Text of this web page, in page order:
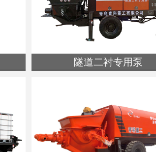
隧道二衬专用泵